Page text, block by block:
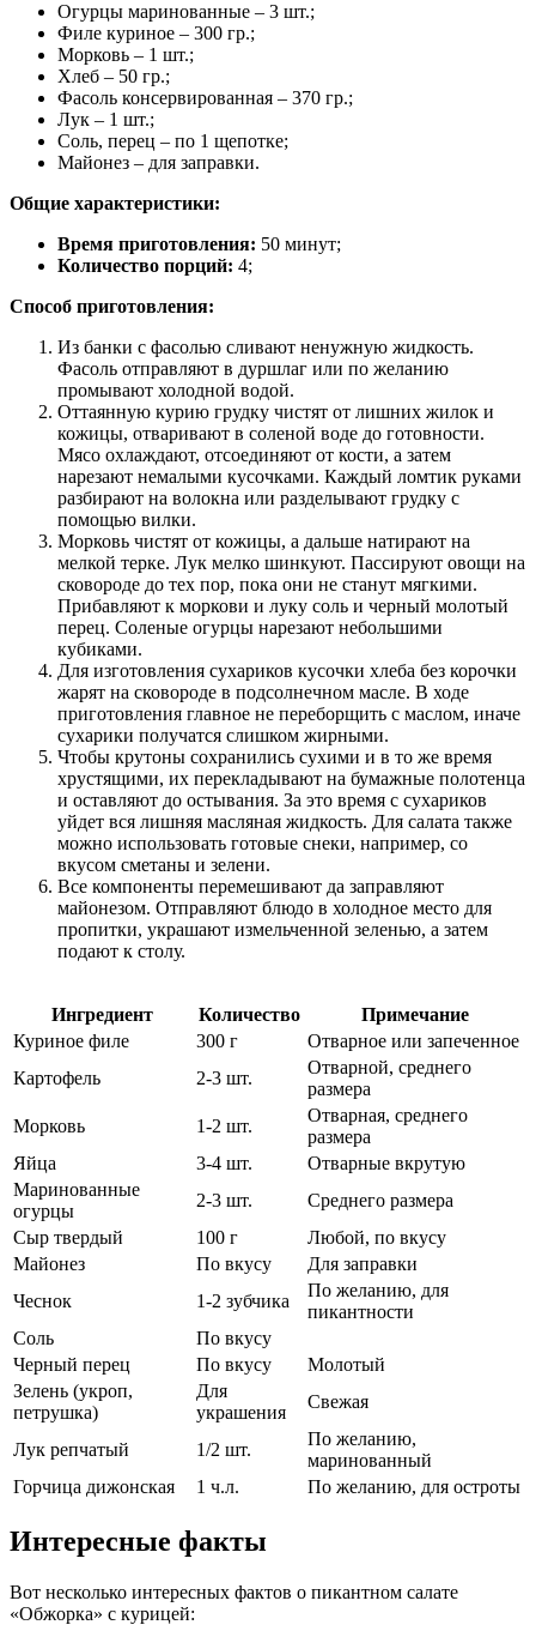
Огурцы маринованные – 3 шт.;
Филе куриное – 300 гр.;
Морковь – 1 шт.;
Хлеб – 50 гр.;
Фасоль консервированная – 370 гр.;
Лук – 1 шт.;
Соль, перец – по 1 щепотке;
Майонез – для заправки.
Общие характеристики:
Время приготовления: 50 минут;
Количество порций: 4;
Способ приготовления:
Из банки с фасолью сливают ненужную жидкость.
Фасоль отправляют в дуршлаг или по желанию
промывают холодной водой.
Оттаянную курию грудку чистят от лишних жилок и
кожицы, отваривают в соленой воде до готовности.
Мясо охлаждают, отсоединяют от кости, а затем
нарезают немалыми кусочками. Каждый ломтик руками
разбирают на волокна или разделывают грудку с
помощью вилки.
Морковь чистят от кожицы, а дальше натирают на
мелкой терке. Лук мелко шинкуют. Пассируют овощи на
сковороде до тех пор, пока они не станут мягкими.
Прибавляют к моркови и луку соль и черный молотый
перец. Соленые огурцы нарезают небольшими
кубиками.
Для изготовления сухариков кусочки хлеба без корочки
жарят на сковороде в подсолнечном масле. В ходе
приготовления главное не переборщить с маслом, иначе
сухарики получатся слишком жирными.
Чтобы крутоны сохранились сухими и в то же время
хрустящими, их перекладывают на бумажные полотенца
и оставляют до остывания. За это время с сухариков
уйдет вся лишняя масляная жидкость. Для салата также
можно использовать готовые снеки, например, со
вкусом сметаны и зелени.
Все компоненты перемешивают да заправляют
майонезом. Отправляют блюдо в холодное место для
пропитки, украшают измельченной зеленью, а затем
подают к столу.
Ингредиент Количество
Примечание
Куриное филе
300 г
Отварное или запеченное
Картофель
2-3 шт.
Отварной, среднего
размера
Морковь
1-2 шт.
Отварная, среднего
размера
Яйца
3-4 шт.
Отварные вкрутую
Маринованные
огурцы
2-3 шт.
Среднего размера
Сыр твердый
100 г
Любой, по вкусу
Майонез
По вкусу
Для заправки
Чеснок
1-2 зубчика
По желанию, для
пикантности
Соль
По вкусу
Черный перец
По вкусу
Молотый
Зелень (укроп,
петрушка)
Для
украшения
Свежая
Лук репчатый 1/2 шт.
По желанию,
маринованный
Горчица дижонская
1 ч.л. По желанию, для остроты
Интересные факты
Вот несколько интересных фактов о пикантном салате
«Обжорка» с курицей: